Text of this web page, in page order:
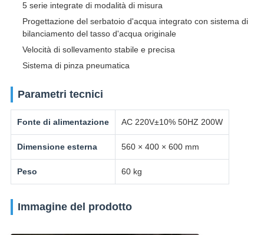
5 serie integrate di modalità di misura
Progettazione del serbatoio d'acqua integrato con sistema di
bilanciamento del tasso d'acqua originale
Velocità di sollevamento stabile e precisa
Sistema di pinza pneumatica
Parametri tecnici
Fonte di alimentazione AC 220V±10% 50HZ 200W
Dimensione esterna 560 × 400 × 600 mm
Peso 60 kg
Immagine del prodotto